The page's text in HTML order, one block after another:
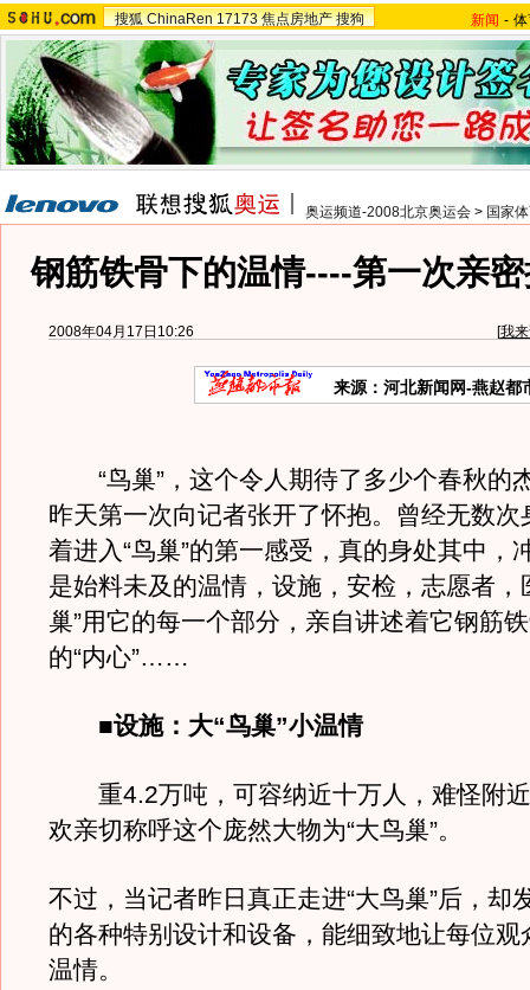
搜狐 ChinaRen 17173 焦点房地产 搜狗 新闻 -
奥运频道-2008北京奥运会 > 国家
钢筋铁骨下的温情----第一次亲
2008年04月17日10:26 [我
来源：河北新闻网-燕赵都
“鸟巢”，这个令人期待了多少个春秋的
昨天第一次向记者张开了怀抱。曾经无数次
着进入“鸟巢”的第一感受，真的身处其中，
是始料未及的温情，设施，安检，志愿者，
巢”用它的每一个部分，亲自讲述着它钢筋
的“内心”……
■设施：大“鸟巢”小温情
重4.2万吨，可容纳近十万人，难怪附
欢亲切称呼这个庞然大物为“大鸟巢”。
不过，当记者昨日真正走进“大鸟巢”后，却
的各种特别设计和设备，能细致地让每位观
温情。